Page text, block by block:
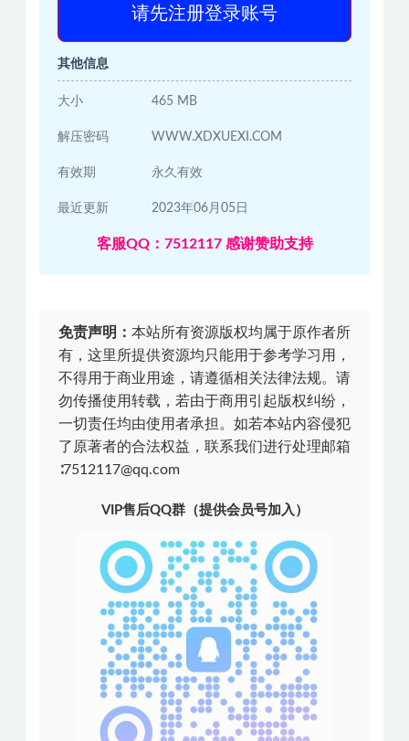
请先注册登录账号
其他信息
大小 465 MB
解压密码 WWW.XDXUEXI.COM
有效期 永久有效
最近更新 2023年06月05日
客服QQ：7512117 感谢赞助支持
免责声明： 本站所有资源版权均属于原作者所
有，这里所提供资源均只能用于参考学习用，
不得用于商业用途，请遵循相关法律法规。请
勿传播使用转载，若由于商用引起版权纠纷，
一切责任均由使用者承担。如若本站内容侵犯
了原著者的合法权益，联系我们进行处理邮箱
∶7512117@qq.com
VIP售后QQ群（提供会员号加入）